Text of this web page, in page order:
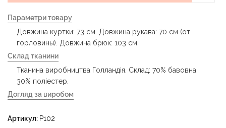
Параметри товару
Довжина куртки: 73 см. Довжина рукава: 70 см (от
горловины). Довжина брюк: 103 см.
Склад тканини
Тканина виробництва Голландія. Склад: 70% бавовна,
30% поліестер.
Догляд за виробом
прасувати за температури праски до 150 °C - не
Артикул: P102